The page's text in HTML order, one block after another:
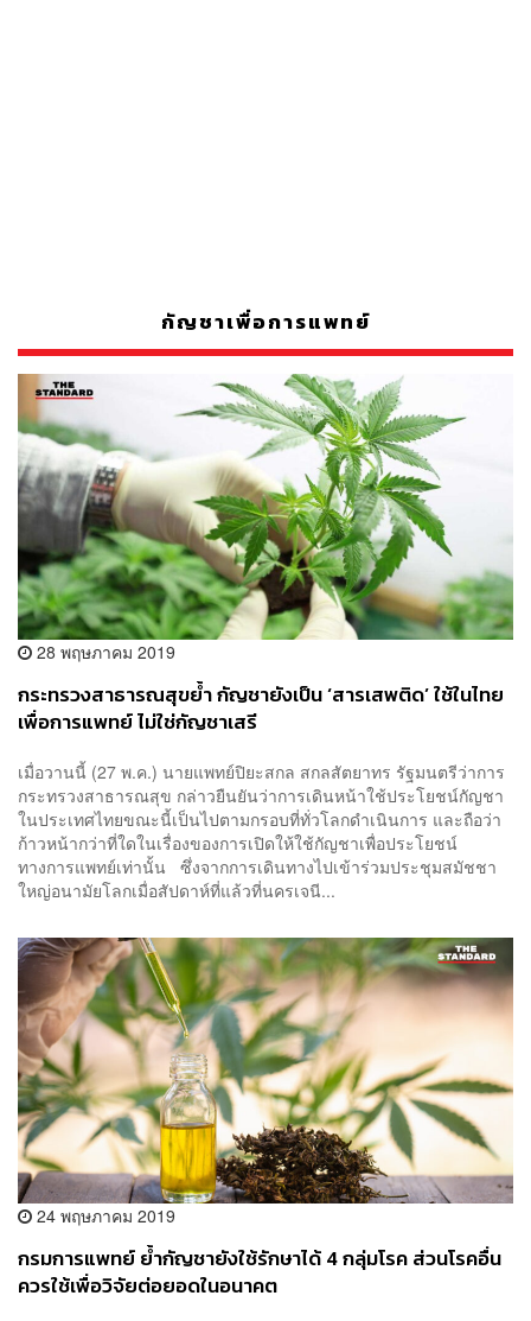
กัญชาเพื่อการแพทย์
28 พฤษภาคม 2019
กระทรวงสาธารณสุขย้ำ กัญชายังเป็น ‘สารเสพติด’ ใช้ในไทย
เพื่อการแพทย์ ไม่ใช่กัญชาเสรี
เมื่อวานนี้ (27 พ.ค.) นายแพทย์ปิยะสกล สกลสัตยาทร รัฐมนตรีว่าการ
กระทรวงสาธารณสุข กล่าวยืนยันว่าการเดินหน้าใช้ประโยชน์กัญชา
ในประเทศไทยขณะนี้เป็นไปตามกรอบที่ทั่วโลกดำเนินการ และถือว่า
ก้าวหน้ากว่าที่ใดในเรื่องของการเปิดให้ใช้กัญชาเพื่อประโยชน์
ทางการแพทย์เท่านั้น ซึ่งจากการเดินทางไปเข้าร่วมประชุมสมัชชา
ใหญ่อนามัยโลกเมื่อสัปดาห์ที่แล้วที่นครเจนี...
24 พฤษภาคม 2019
กรมการแพทย์ ย้ำกัญชายังใช้รักษาได้ 4 กลุ่มโรค ส่วนโรคอื่น
ควรใช้เพื่อวิจัยต่อยอดในอนาคต